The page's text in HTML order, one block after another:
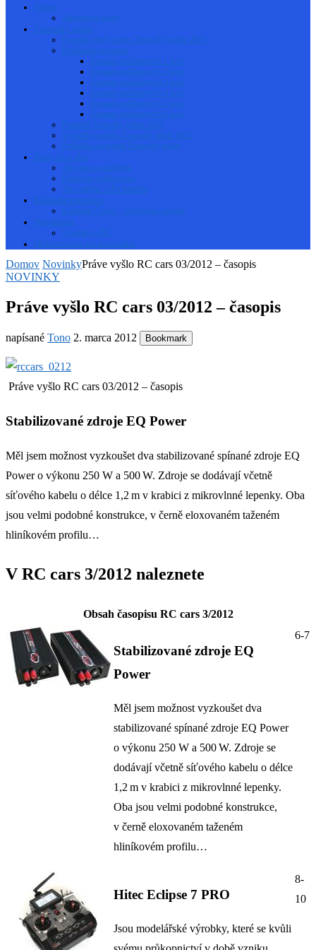
Videá
Zahraničné dráhy
Trnavský pohár
Pravidlá Hudy series-Trnavský pohár 2025
Prihlásení na pretek
Zoznam prihlásených 1 kolo
Zoznam prihlásených 2 kolo
Zoznam prihlásených 3 kolo
Zoznam prihlásených 4 kolo
Zoznam prihlásených 5 kolo
Zoznam prihlásených 6 kolo
Pravidlá Trnavský pohár 2023
Výsledky seriálu Trnavský pohár 2023
Prihláška na pretek Trnavský pohár
Rady čo a ako
Aké auto na začiatok
Efektívne spájkovanie
Ako nabíjať LiPo baterku
Kalendár pretekov
Kalendár Česko – Slovensko onroad
Newsletter
Novinky o RC
Občerstvenie na autodráhe
Domov NovinkyPráve vyšlo RC cars 03/2012 – časopis
NOVINKY
Práve vyšlo RC cars 03/2012 – časopis
napísané Tono 2. marca 2012 Bookmark
Práve vyšlo RC cars 03/2012 – časopis
Stabilizované zdroje EQ Power
Měl jsem možnost vyzkoušet dva stabilizované spínané zdroje EQ
Power o výkonu 250 W a 500 W. Zdroje se dodávají včetně
síťového kabelu o délce 1,2 m v krabici z mikrovlnné lepenky. Oba
jsou velmi podobné konstrukce, v černě eloxovaném taženém
hliníkovém profilu…
V RC cars 3/2012 naleznete
Obsah časopisu RC cars 3/2012
Stabilizované zdroje EQ
Power
Měl jsem možnost vyzkoušet dva
stabilizované spínané zdroje EQ Power
o výkonu 250 W a 500 W. Zdroje se
dodávají včetně síťového kabelu o délce
1,2 m v krabici z mikrovlnné lepenky.
Oba jsou velmi podobné konstrukce,
v černě eloxovaném taženém
hliníkovém profilu…
6-7
Hitec Eclipse 7 PRO
Jsou modelářské výrobky, které se kvůli
8-
10